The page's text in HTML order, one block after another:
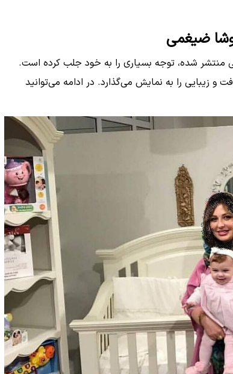
ضیغمی
منتشر شده، توجه بسیاری را به خود جلب کرده است.
و زیبایی را به نمایش می‌گذارد. در ادامه می‌توانید